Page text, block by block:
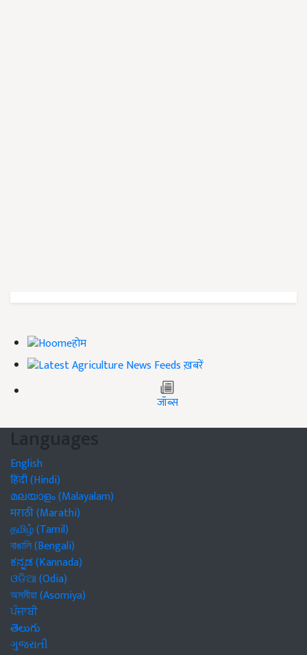
होम
ख़बरें
जॉब्स
Languages
English
हिंदी (Hindi)
മലയാളം (Malayalam)
मराठी (Marathi)
தமிழ் (Tamil)
বাঙালি (Bengali)
ಕನ್ನಡ (Kannada)
ଓଡିଆ (Odia)
অসমীয়া (Asomiya)
ਪੰਜਾਬੀ
తెలుగు
ગુજરાતી